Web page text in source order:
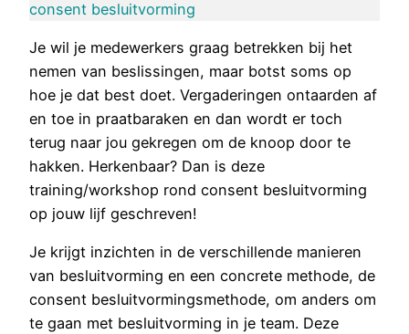
consent besluitvorming
Je wil je medewerkers graag betrekken bij het
nemen van beslissingen, maar botst soms op
hoe je dat best doet. Vergaderingen ontaarden af
en toe in praatbaraken en dan wordt er toch
terug naar jou gekregen om de knoop door te
hakken. Herkenbaar? Dan is deze
training/workshop rond consent besluitvorming
op jouw lijf geschreven!
Je krijgt inzichten in de verschillende manieren
van besluitvorming en een concrete methode, de
consent besluitvormingsmethode, om anders om
te gaan met besluitvorming in je team. Deze